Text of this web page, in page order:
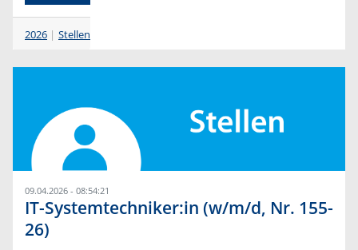
2026 Stellen
09.04.2026 - 08:54:21
IT-Systemtechniker:in (w/m/d, Nr. 155-
26)